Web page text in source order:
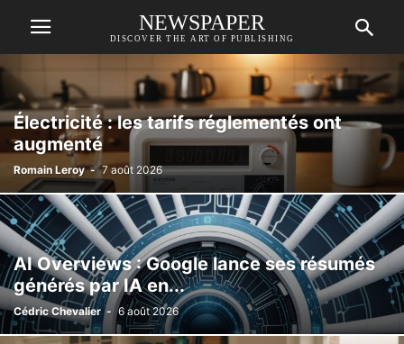
NEWSPAPER
DISCOVER THE ART OF PUBLISHING
Électricité : les tarifs réglementés ont
augmenté
Romain Leroy - 7 août 2026
AI Overviews : Google lance ses résumés
générés par IA en...
Cédric Chevalier - 6 août 2026